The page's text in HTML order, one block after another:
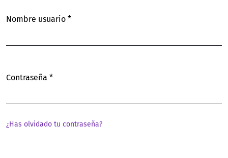
Nombre usuario *
Contraseña *
¿Has olvidado tu contraseña?